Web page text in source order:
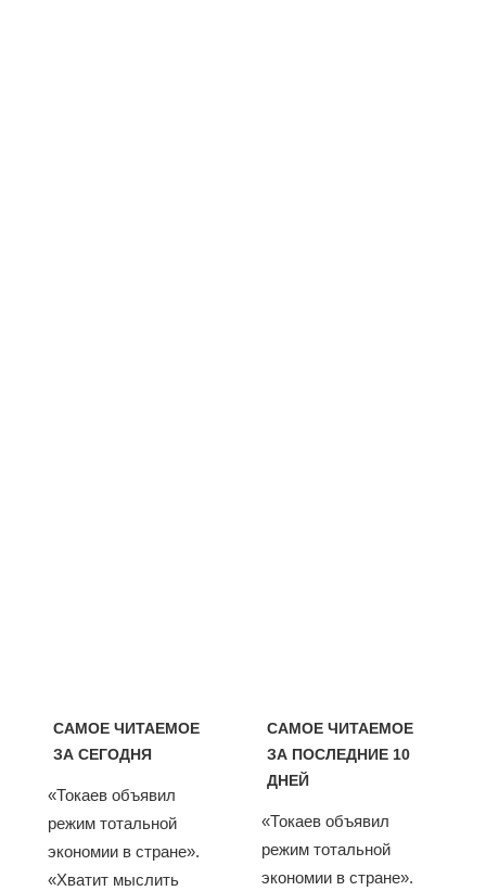
САМОЕ ЧИТАЕМОЕ
ЗА СЕГОДНЯ
«Токаев объявил
режим тотальной
экономии в стране».
«Хватит мыслить
САМОЕ ЧИТАЕМОЕ
ЗА ПОСЛЕДНИЕ 10
ДНЕЙ
«Токаев объявил
режим тотальной
экономии в стране».